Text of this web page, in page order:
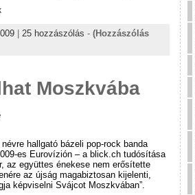
25 hozzászólás - (Hozzászólás
Moszkvába
hallgató bázeli pop-rock banda
es Eurovízión – a blick.ch tudósítása
az együttes énekese nem erősítette
az újság magabiztosan kijelenti,
képviselni Svájcot Moszkvában”.